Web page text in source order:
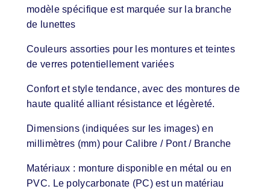
modèle spécifique est marquée sur la branche
de lunettes
Couleurs assorties pour les montures et teintes
de verres potentiellement variées
Confort et style tendance, avec des montures de
haute qualité alliant résistance et légèreté.
Dimensions (indiquées sur les images) en
millimètres (mm) pour Calibre / Pont / Branche
Matériaux : monture disponible en métal ou en
PVC. Le polycarbonate (PC) est un matériau